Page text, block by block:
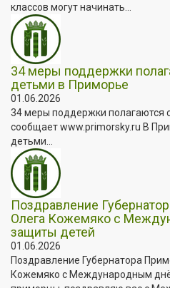
классов могут начинать...
34 меры поддержки
детьми в Приморье
01.06.2026
34 меры поддержки полагаются
сообщает www.primorsky.ru В
детьми...
Поздравление
Олега Кожемяко с
защиты детей
01.06.2026
Поздравление Губернатора
Кожемяко с Международным